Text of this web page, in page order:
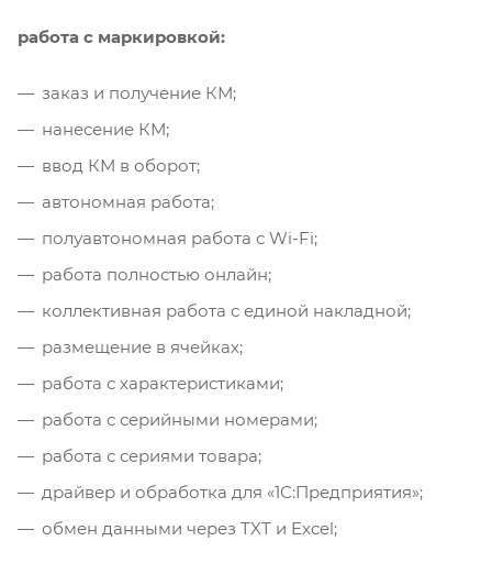
работа с маркировкой:
заказ и получение КМ;
нанесение КМ;
ввод КМ в оборот;
автономная работа;
полуавтономная работа с Wi-Fi;
работа полностью онлайн;
коллективная работа с единой накладной;
размещение в ячейках;
работа с характеристиками;
работа с серийными номерами;
работа с сериями товара;
драйвер и обработка для «1С:Предприятия»;
обмен данными через TXT и Excel;